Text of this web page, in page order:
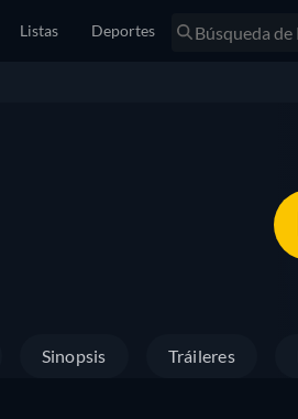
Listas Deportes
Sinopsis Tráileres